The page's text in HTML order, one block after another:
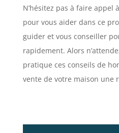
N’hésitez pas à faire
pour vous aider dans ce
guider et vous conseiller
rapidement. Alors
pratique ces conseils de
vente de votre maison une